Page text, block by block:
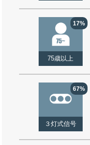
17%
75歳以上
67%
３灯式信号